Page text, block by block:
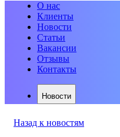
О нас
Клиенты
Новости
Статьи
Вакансии
Отзывы
Контакты
Новости
Назад к новостям